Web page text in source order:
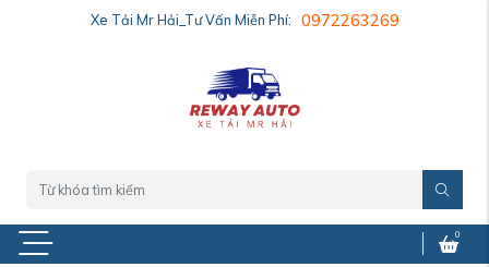
Xe Tải Mr Hải_Tư Vấn Miễn Phí: 0972263269
0